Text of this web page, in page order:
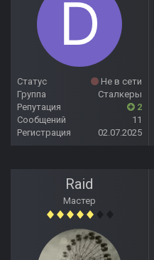
Статус
Не в сети
Группа
Сталкеры
Репутация
2
Сообщений
11
Регистрация
02.07.2025
Raid
Мастер